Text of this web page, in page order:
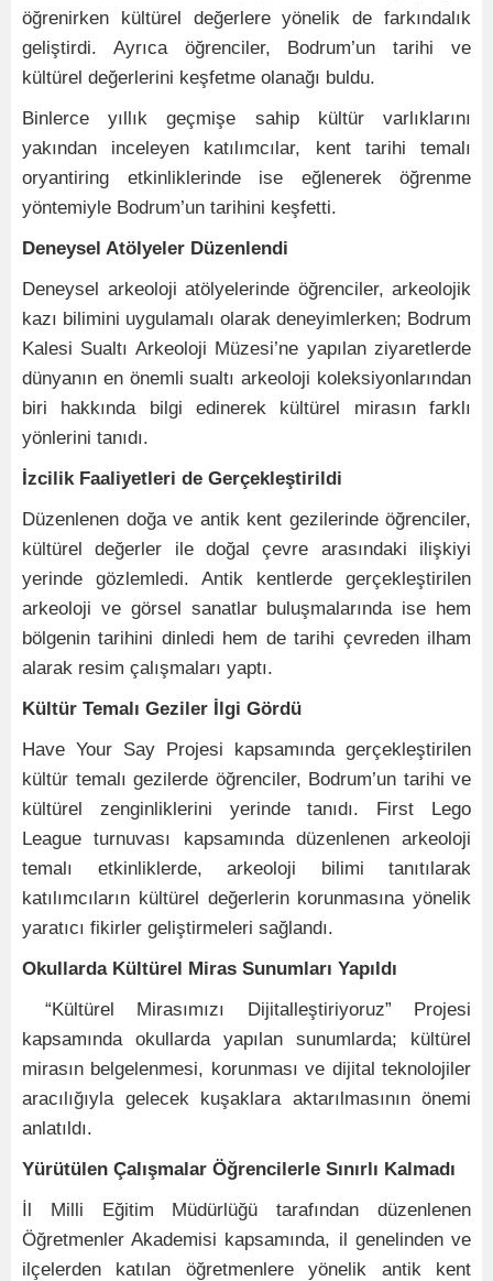
öğrenirken kültürel değerlere yönelik de farkındalık
geliştirdi. Ayrıca öğrenciler, Bodrum’un tarihi ve
kültürel değerlerini keşfetme olanağı buldu.
Binlerce yıllık geçmişe sahip kültür varlıklarını
yakından inceleyen katılımcılar, kent tarihi temalı
oryantiring etkinliklerinde ise eğlenerek öğrenme
yöntemiyle Bodrum’un tarihini keşfetti.
Deneysel Atölyeler Düzenlendi
Deneysel arkeoloji atölyelerinde öğrenciler, arkeolojik
kazı bilimini uygulamalı olarak deneyimlerken; Bodrum
Kalesi Sualtı Arkeoloji Müzesi’ne yapılan ziyaretlerde
dünyanın en önemli sualtı arkeoloji koleksiyonlarından
biri hakkında bilgi edinerek kültürel mirasın farklı
yönlerini tanıdı.
İzcilik Faaliyetleri de Gerçekleştirildi
Düzenlenen doğa ve antik kent gezilerinde öğrenciler,
kültürel değerler ile doğal çevre arasındaki ilişkiyi
yerinde gözlemledi. Antik kentlerde gerçekleştirilen
arkeoloji ve görsel sanatlar buluşmalarında ise hem
bölgenin tarihini dinledi hem de tarihi çevreden ilham
alarak resim çalışmaları yaptı.
Kültür Temalı Geziler İlgi Gördü
Have Your Say Projesi kapsamında gerçekleştirilen
kültür temalı gezilerde öğrenciler, Bodrum’un tarihi ve
kültürel zenginliklerini yerinde tanıdı. First Lego
League turnuvası kapsamında düzenlenen arkeoloji
temalı etkinliklerde, arkeoloji bilimi tanıtılarak
katılımcıların kültürel değerlerin korunmasına yönelik
yaratıcı fikirler geliştirmeleri sağlandı.
Okullarda Kültürel Miras Sunumları Yapıldı
“Kültürel Mirasımızı Dijitalleştiriyoruz” Projesi
kapsamında okullarda yapılan sunumlarda; kültürel
mirasın belgelenmesi, korunması ve dijital teknolojiler
aracılığıyla gelecek kuşaklara aktarılmasının önemi
anlatıldı.
Yürütülen Çalışmalar Öğrencilerle Sınırlı Kalmadı
İl Milli Eğitim Müdürlüğü tarafından düzenlenen
Öğretmenler Akademisi kapsamında, il genelinden ve
ilçelerden katılan öğretmenlere yönelik antik kent